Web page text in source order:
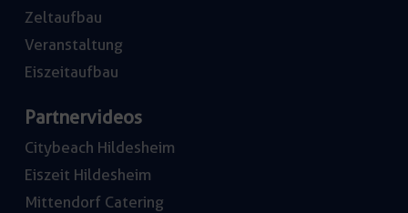
Zeltaufbau
Veranstaltung
Eiszeitaufbau
Partnervideos
Citybeach Hildesheim
Eiszeit Hildesheim
Mittendorf Catering